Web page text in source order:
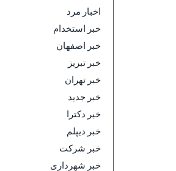
اخبار مرد
خبر استخدام
خبر اصفهان
خبر تبریز
خبر تهران
خبر جدید
خبر دکترا
خبر دیپلم
خبر شرکت
خبر شهرداری